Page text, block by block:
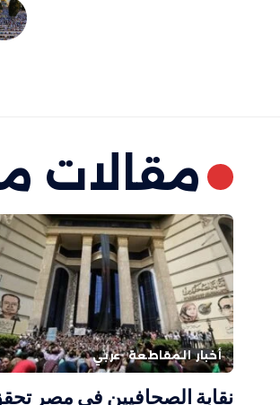
مقالات
أخبار المقاطعة عربي
نقابة الصحافيين في مصر